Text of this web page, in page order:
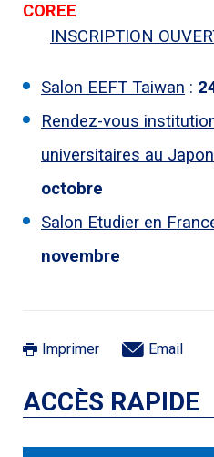
COREE
INSCRIPTION
Salon EEFT Taiwan :
Rendez-vous
universitaires au Japon
octobre
Salon Etudier en
novembre
Imprimer Email
ACCÈS RAPIDE